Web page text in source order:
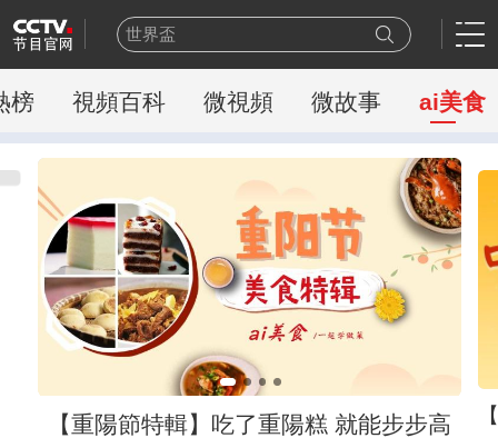
世界盃
今日説法
天網
豪門盛宴
乒乓球
新聞聯播
榜 視頻百科 微視頻 微故事 ai美食
【重陽節特輯】吃了重陽糕 就能步步高